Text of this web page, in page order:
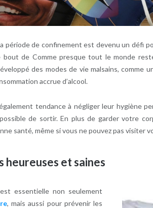
période de confinement est devenu un défi
de Comme presque tout le monde
des modes de vie malsains, comme
accrue d’alcool.
tendance à négliger leur hygiène
de sortir. En plus de garder votre
santé, même si vous ne pouvez pas visiter
heureuses et saines
essentielle non seulement
, mais aussi pour prévenir les